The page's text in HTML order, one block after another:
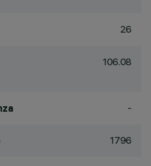
26
106.08
-
1796